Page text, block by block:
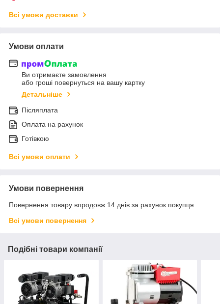
Всі умови доставки
Умови оплати
Ви отримаєте замовлення
або гроші повернуться на вашу картку
Детальніше
Післяплата
Оплата на рахунок
Готівкою
Всі умови оплати
Умови повернення
Повернення товару впродовж 14 днів за рахунок покупця
Всі умови повернення
Подібні товари компанії